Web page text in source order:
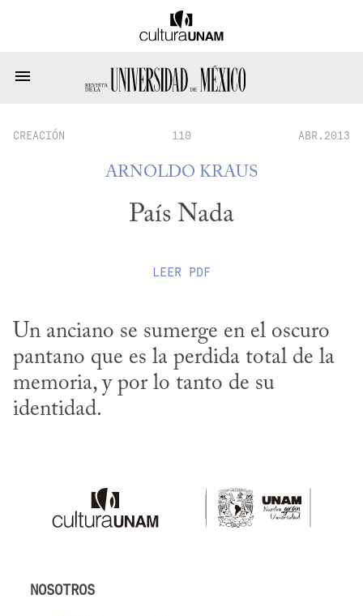
CREACIÓN 110 ABR.2013
ARNOLDO KRAUS
País Nada
LEER PDF
Un anciano se sumerge en el oscuro
pantano que es la perdida total de la
memoria, y por lo tanto de su
identidad.
NOSOTROS